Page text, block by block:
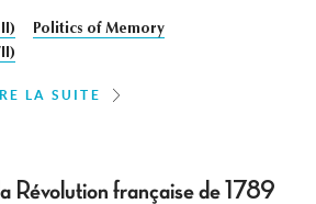
Politics of Memory
LA SUITE
Révolution française de 1789